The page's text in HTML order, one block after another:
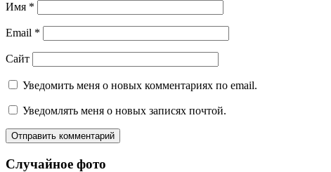
Имя *
Email *
Сайт
Уведомить меня о новых комментариях по email.
Уведомлять меня о новых записях почтой.
Случайное фото